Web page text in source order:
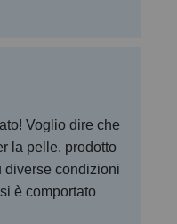
Voglio dire che
la pelle. prodotto
diverse condizioni
è comportato